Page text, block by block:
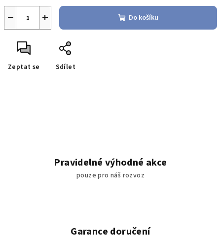
+
− Do košíku
Zeptat se Sdílet
Pravidelné výhodné akce
pouze pro náš rozvoz
Garance doručení